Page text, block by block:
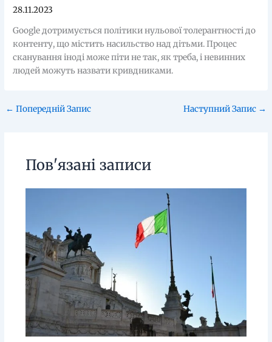
28.11.2023
Google дотримується політики нульової толерантності до
контенту, що містить насильство над дітьми. Процес
сканування іноді може піти не так, як треба, і невинних
людей можуть назвати кривдниками.
← Попередній Запис Наступний Запис →
Пов'язані записи